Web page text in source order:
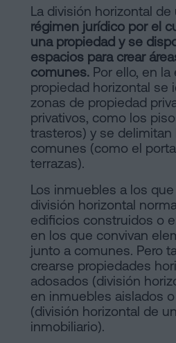
Contenidos
Personalizar
cookies
Síguenos
redes
sociales
La división horizontal
régimen jurídico por el
una propiedad y se
espacios para crear
comunes. Por ello, en
propiedad horizontal se
zonas de propiedad
privativos, como los
trasteros) y se delimitan
comunes (como el
terrazas).
Los inmuebles a los
división horizontal
edificios construidos o
en los que convivan
junto a comunes. Pero
crearse propiedades
adosados (división
en inmuebles aislados
(división horizontal de
inmobiliario).